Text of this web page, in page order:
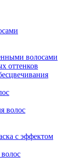
волосами
оттенков
волос
с эффектом